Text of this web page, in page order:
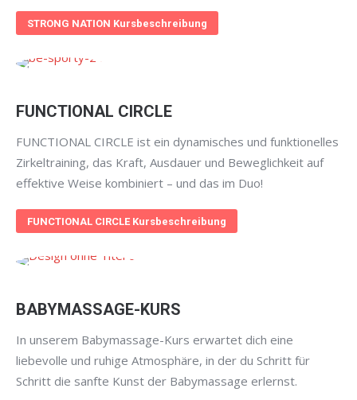
STRONG NATION Kursbeschreibung
FUNCTIONAL CIRCLE
FUNCTIONAL CIRCLE ist ein dynamisches und funktionelles
Zirkeltraining, das Kraft, Ausdauer und Beweglichkeit auf
effektive Weise kombiniert – und das im Duo!
FUNCTIONAL CIRCLE Kursbeschreibung
BABYMASSAGE-KURS
In unserem Babymassage-Kurs erwartet dich eine
liebevolle und ruhige Atmosphäre, in der du Schritt für
Schritt die sanfte Kunst der Babymassage erlernst.